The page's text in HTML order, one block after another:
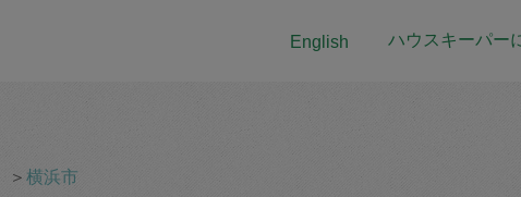
English ハウスキーパー
＞横浜市